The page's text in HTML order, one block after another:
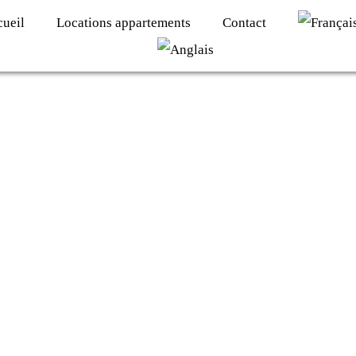
Locations appartements Contact